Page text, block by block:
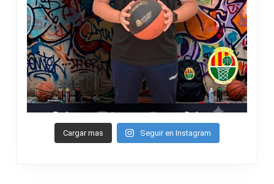
Cargar mas Seguir en Instagram